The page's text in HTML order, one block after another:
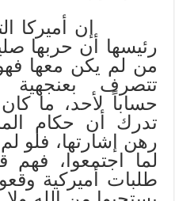
إن أميركا
رئيسها أن حربها
من لم يكن معها
تتصرف
حساباً لأحد، ما كان
تدرك أن حكام
رهن إشارتها، فلو
لما اجتمعوا،
طلبات أميركية